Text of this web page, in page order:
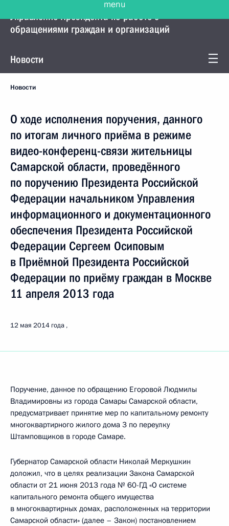
Управление Президента по работе с
обращениями граждан и организаций
Новости
Новости
О ходе исполнения поручения, данного
по итогам личного приёма в режиме
видео-конференц-связи жительницы
Самарской области, проведённого
по поручению Президента Российской
Федерации начальником Управления
информационного и документационного
обеспечения Президента Российской
Федерации Сергеем Осиповым
в Приёмной Президента Российской
Федерации по приёму граждан в Москве
11 апреля 2013 года
12 мая 2014 года
Поручение, данное по обращению Егоровой Людмилы
Владимировны из города Самары Самарской области,
предусматривает принятие мер по капитальному ремонту
многоквартирного жилого дома 3 по переулку
Штамповщиков в городе Самаре.
Губернатор Самарской области Николай Меркушкин
доложил, что в целях реализации Закона Самарской
области от 21 июня 2013 года № 60-ГД «О системе
капитального ремонта общего имущества
в многоквартирных домах, расположенных на территории
Самарской области» (далее – Закон) постановлением